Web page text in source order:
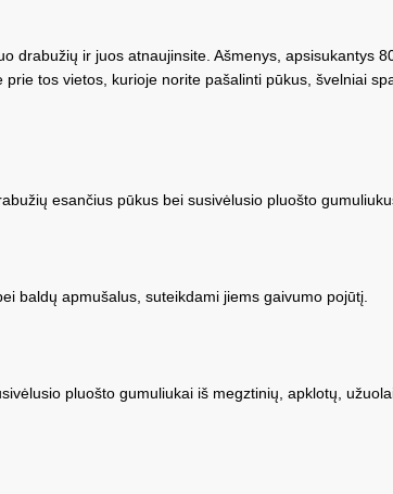
drabužių ir juos atnaujinsite. Ašmenys, apsisukantys
tos vietos, kurioje norite pašalinti pūkus, švelniai
esančius pūkus bei susivėlusio pluošto
baldų apmušalus, suteikdami jiems gaivumo pojūtį.
pluošto gumuliukai iš megztinių, apklotų,